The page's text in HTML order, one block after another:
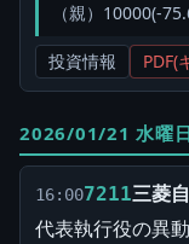
（親）10000(-
投資情報 PDF(
2026/01/21 水曜日
16:007211三菱自
代表執行役の異